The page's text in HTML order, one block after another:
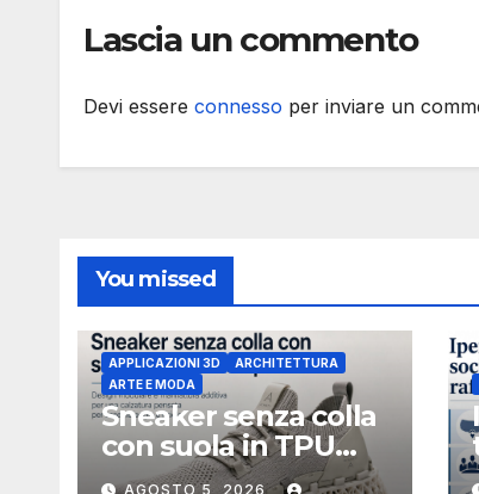
Lascia un commento
Devi essere connesso per inviare un
You missed
APPLICAZIONI 3D
ARCHITETTURA
ARTE E MODA
Sneaker senza colla
con suola in TPU
stampata in 3D
AGOSTO 5, 2026